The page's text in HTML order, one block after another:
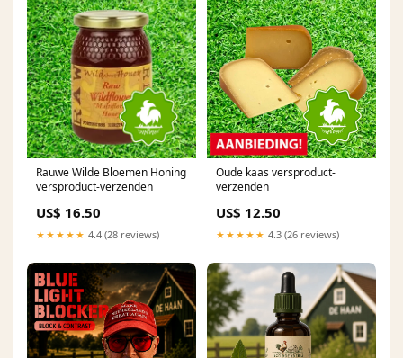
Rauwe Wilde Bloemen Honing
versproduct-verzenden
US$ 16.50
★★★★★ 4.4 (28 reviews)
Oude kaas versproduct-
verzenden
US$ 12.50
★★★★★ 4.3 (26 reviews)